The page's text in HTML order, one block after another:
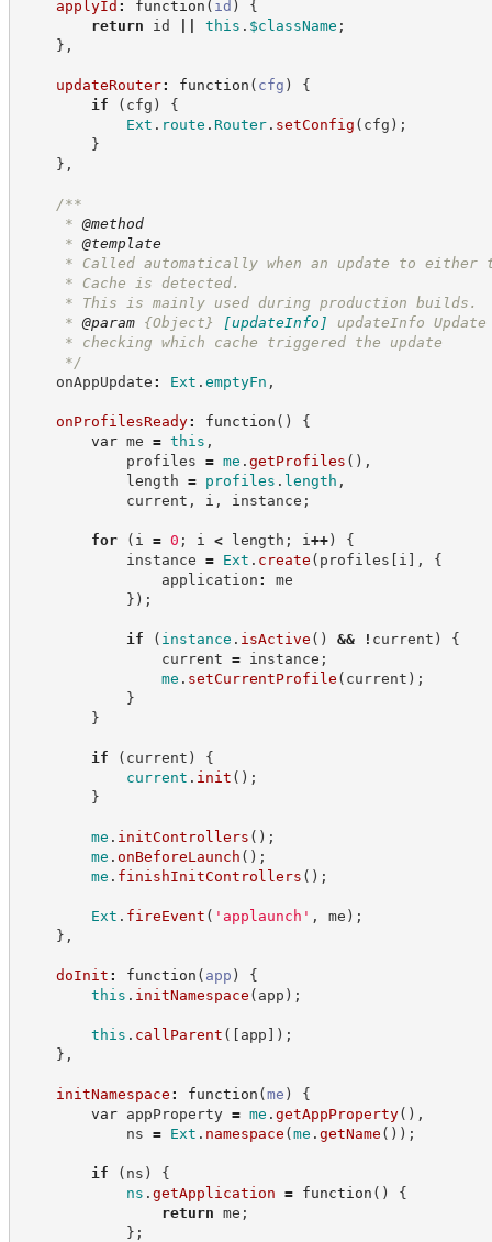
applyId : function ( id )
{
return id this . $className ;
} ,
updateRouter: function ( cfg )
{
if
( cfg )
{
Ext . route . Router. setConfig ( cfg ) ;
}
} ,
/**
* @method
* @template
* Called automatically when an update to either
* Cache is detected.
* This is mainly used during production builds.
* @param {Object} [updateInfo]
updateInfo
* checking which cache triggered the update
*/
onAppUpdate : Ext . emptyFn ,
onProfilesReady: function ( )
{
var me = this ,
profiles = me . getProfiles ( ) ,
length = profiles . length ,
current , i , instance ;
for ( i = 0 ; i < length ; i ++)
{
instance = Ext . create ( profiles [ i ] ,
{
application :
me
} ) ;
if ( instance . isActive ( ) && ! current )
{
current = instance ;
me . setCurrentProfile ( current ) ;
}
}
if ( current )
{
current . init ( ) ;
}
me . initControllers ( ) ;
me . onBeforeLaunch ( ) ;
me . finishInitControllers ( ) ;
Ext . fireEvent ( ' applaunch ' , me ) ;
} ,
doInit : function ( app )
{
this . initNamespace ( app ) ;
this . callParent ( [ app ] ) ;
} ,
initNamespace : function (me )
{
var appProperty = me . getAppProperty( ) ,
ns = Ext . namespace (me . getName ( ) ) ;
if ( ns )
{
ns . getApplication = function ( )
{
return me ;
} ;